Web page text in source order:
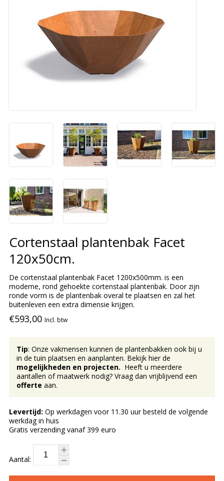
Cortenstaal plantenbak Facet
120x50cm.
De cortenstaal plantenbak Facet 1200x500mm. is een
moderne, rond gehoekte cortenstaal plantenbak. Door zijn
ronde vorm is de plantenbak overal te plaatsen en zal het
buitenleven een extra dimensie krijgen.
€593,00 Incl. btw
Tip: Onze vakmensen kunnen de plantenbakken ook bij u
in de tuin plaatsen en aanplanten. Bekijk hier de
mogelijkheden en projecten. Heeft u meerdere
aantallen of maatwerk nodig? Vraag dan vrijblijvend een
offerte aan.
Levertijd: Op werkdagen voor 11.30 uur besteld de volgende
werkdag in huis
Gratis verzending vanaf 399 euro
Aantal: